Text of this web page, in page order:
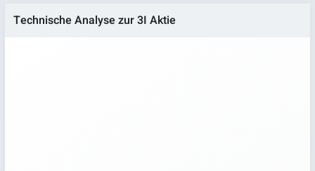
Technische Analyse zur 3I Aktie